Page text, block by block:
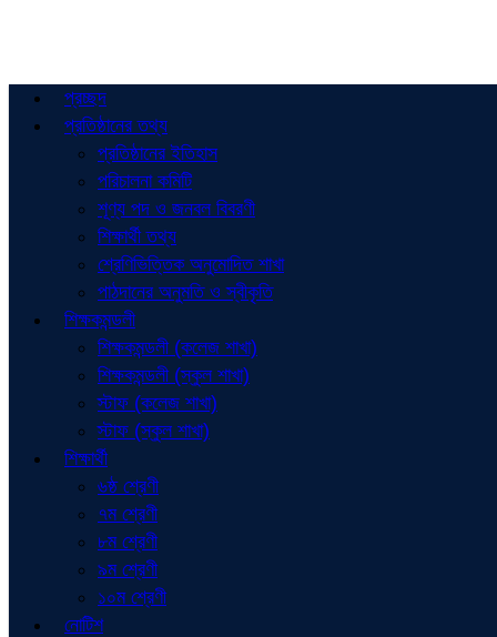
প্রচ্ছদ
প্রতিষ্ঠানের তথ্য
প্রতিষ্ঠানের ইতিহাস
পরিচালনা কমিটি
শূণ্য পদ ও জনবল বিবরণী
শিক্ষার্থী তথ্য
শ্রেণিভিত্তিক অনুমোদিত শাখা
পাঠদানের অনুমতি ও স্বীকৃতি
শিক্ষকমন্ডলী
শিক্ষকমন্ডলী (কলেজ শাখা)
শিক্ষকমন্ডলী (স্কুল শাখা)
স্টাফ (কলেজ শাখা)
স্টাফ (স্কুল শাখা)
শিক্ষার্থী
৬ষ্ঠ শ্রেণী
৭ম শ্রেণী
৮ম শ্রেণী
৯ম শ্রেণী
১০ম শ্রেণী
নোটিশ